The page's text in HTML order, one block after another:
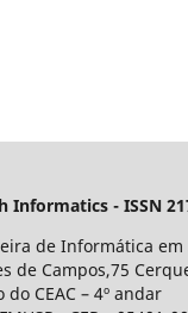
Informatics - ISSN
de Informática em
de Campos,75
do CEAC – 4º andar